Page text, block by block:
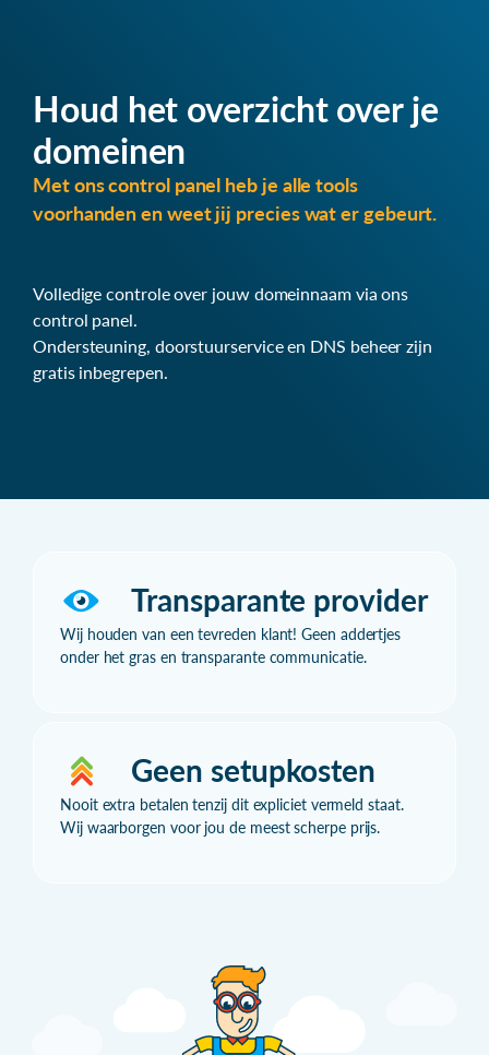
Houd het overzicht over je
domeinen
Met ons control panel heb je alle tools
voorhanden en weet jij precies wat er gebeurt.
Volledige controle over jouw domeinnaam via ons
control panel.
Ondersteuning, doorstuurservice en DNS beheer zijn
gratis inbegrepen.
Transparante provider
Wij houden van een tevreden klant! Geen addertjes
onder het gras en transparante communicatie.
Geen setupkosten
Nooit extra betalen tenzij dit expliciet vermeld staat.
Wij waarborgen voor jou de meest scherpe prijs.